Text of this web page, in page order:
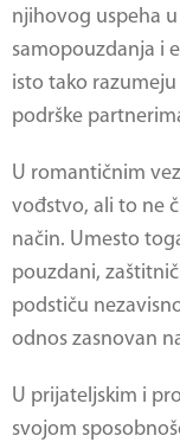
njihovog uspeha
samopouzdanja i
isto tako
podrške
U romantičnim
vođstvo, ali to ne
način. Umesto
pouzdani,
podstiču
odnos zasnovan
U prijateljskim i
svojom